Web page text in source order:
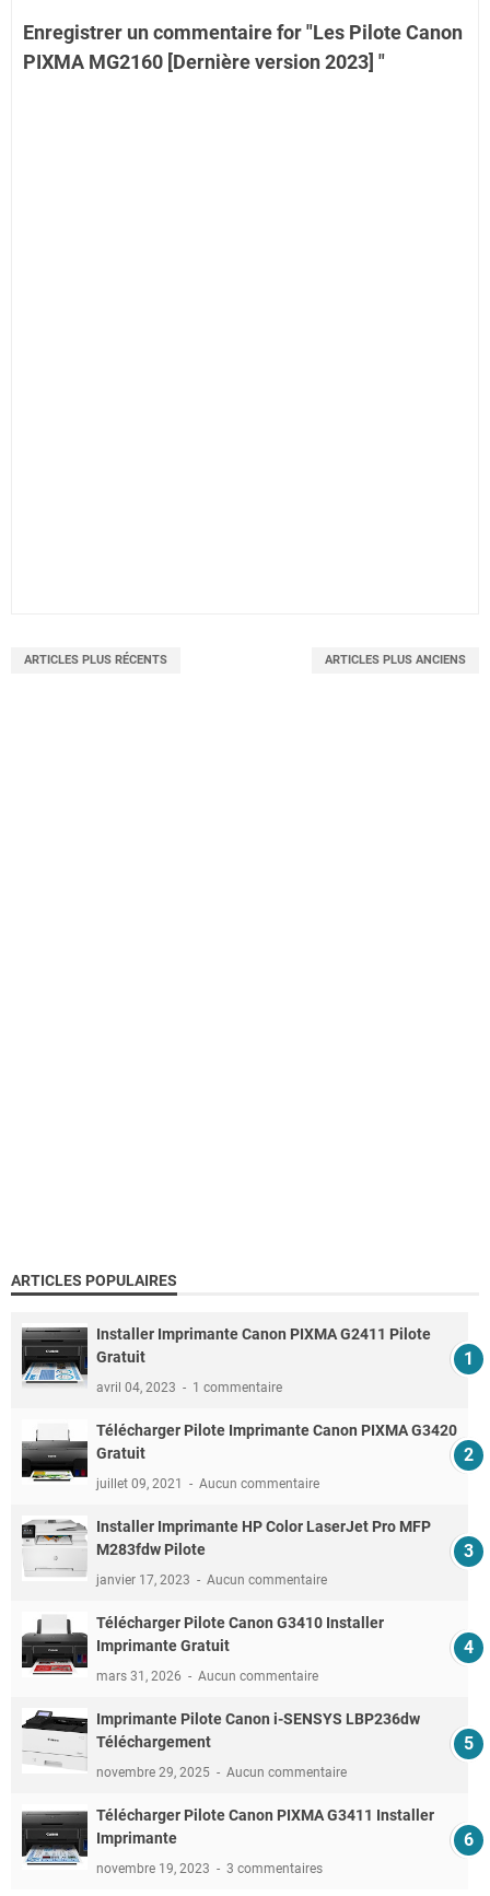
Enregistrer un commentaire for "Les Pilote Canon
PIXMA MG2160 [Dernière version 2023] "
ARTICLES PLUS RÉCENTS ARTICLES PLUS ANCIENS
ARTICLES POPULAIRES
Installer Imprimante Canon PIXMA G2411 Pilote
Gratuit
avril 04, 2023 1 commentaire
Télécharger Pilote Imprimante Canon PIXMA G3420
Gratuit
juillet 09, 2021 Aucun commentaire
Installer Imprimante HP Color LaserJet Pro MFP
M283fdw Pilote
janvier 17, 2023 Aucun commentaire
Télécharger Pilote Canon G3410 Installer
Imprimante Gratuit
mars 31, 2026 Aucun commentaire
Imprimante Pilote Canon i-SENSYS LBP236dw
Téléchargement
novembre 29, 2025 Aucun commentaire
Télécharger Pilote Canon PIXMA G3411 Installer
Imprimante
novembre 19, 2023 3 commentaires